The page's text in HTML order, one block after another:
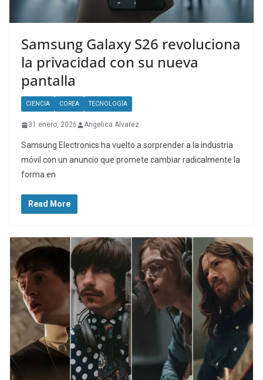
Samsung Galaxy S26 revoluciona
la privacidad con su nueva
pantalla
CIENCIA COREA TECNOLOGÍA
31 enero, 2026 Angelica Alvarez
Samsung Electronics ha vuelto a sorprender a la industria
móvil con un anuncio que promete cambiar radicalmente la
forma en
Read More